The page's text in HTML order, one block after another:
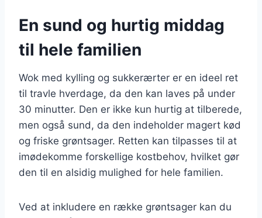
En sund og hurtig middag
til hele familien
Wok med kylling og sukkerærter er en ideel ret
til travle hverdage, da den kan laves på under
30 minutter. Den er ikke kun hurtig at tilberede,
men også sund, da den indeholder magert kød
og friske grøntsager. Retten kan tilpasses til at
imødekomme forskellige kostbehov, hvilket gør
den til en alsidig mulighed for hele familien.
Ved at inkludere en række grøntsager kan du